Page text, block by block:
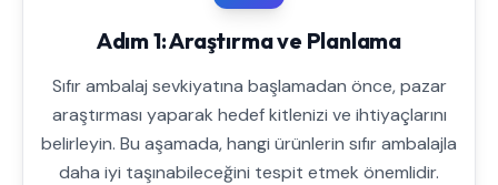
Adım 1: Araştırma ve Planlama
Sıfır ambalaj sevkiyatına başlamadan önce, pazar
araştırması yaparak hedef kitlenizi ve ihtiyaçlarını
belirleyin. Bu aşamada, hangi ürünlerin sıfır ambalajla
daha iyi taşınabileceğini tespit etmek önemlidir.